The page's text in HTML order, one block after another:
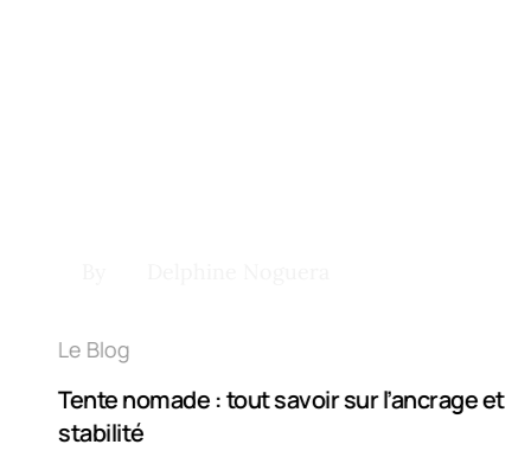
Le Blog
Tente nomade : tout savoir sur l’ancrage et la
stabilité